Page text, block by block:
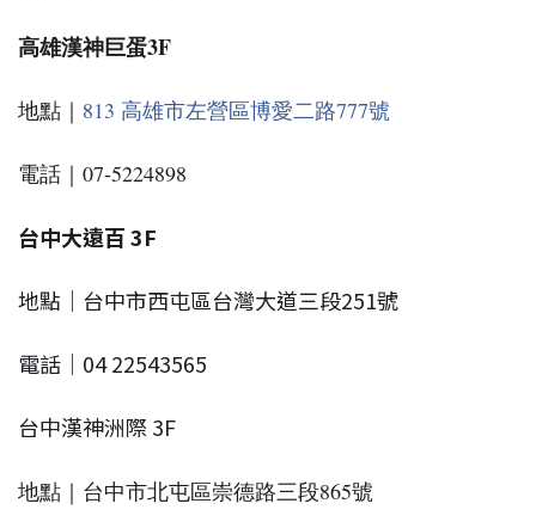
高雄漢神巨蛋3F
地點｜ 813 高雄市左營區博愛二路777號
電話｜07-5224898
台中大遠百 3F
地點｜台中市西屯區台灣大道三段251號
電話｜04 22543565
台中漢神洲際 3F
地點｜台中市北屯區崇德路三段865號